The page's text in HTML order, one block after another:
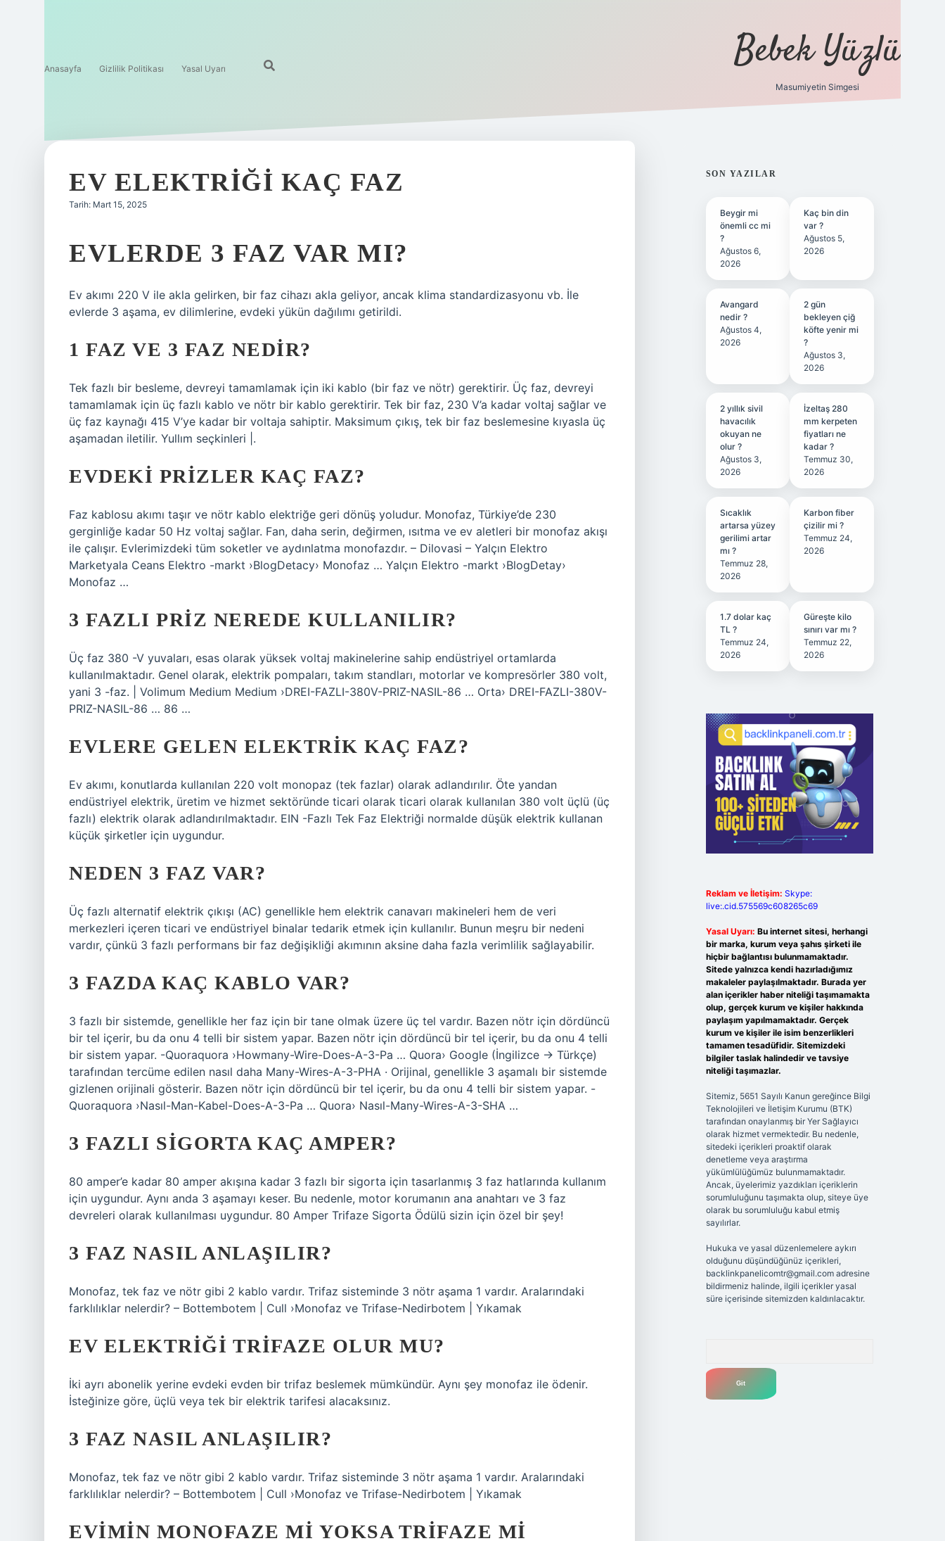
Anasayfa Gizlilik Politikası Yasal Uyarı Bebek Yüzlü
Masumiyetin Simgesi
EV ELEKTRIĞI KAÇ FAZ
Tarih: Mart 15, 2025
EVLERDE 3 FAZ VAR MI?
Ev akımı 220 V ile akla gelirken, bir faz cihazı akla geliyor, ancak klima standardizasyonu vb. İle
evlerde 3 aşama, ev dilimlerine, evdeki yükün dağılımı getirildi.
1 FAZ VE 3 FAZ NEDIR?
Tek fazlı bir besleme, devreyi tamamlamak için iki kablo (bir faz ve nötr) gerektirir. Üç faz, devreyi
tamamlamak için üç fazlı kablo ve nötr bir kablo gerektirir. Tek bir faz, 230 V’a kadar voltaj sağlar ve
üç faz kaynağı 415 V’ye kadar bir voltaja sahiptir. Maksimum çıkış, tek bir faz beslemesine kıyasla üç
aşamadan iletilir. Yullım seçkinleri |.
EVDEKI PRIZLER KAÇ FAZ?
Faz kablosu akımı taşır ve nötr kablo elektriğe geri dönüş yoludur. Monofaz, Türkiye’de 230
gerginliğe kadar 50 Hz voltaj sağlar. Fan, daha serin, değirmen, ısıtma ve ev aletleri bir monofaz akışı
ile çalışır. Evlerimizdeki tüm soketler ve aydınlatma monofazdır. – Dilovasi – Yalçın Elektro
Marketyala Ceans Elektro -markt ›BlogDetacy› Monofaz … Yalçın Elektro -markt ›BlogDetay›
Monofaz …
3 FAZLI PRIZ NEREDE KULLANILIR?
Üç faz 380 -V yuvaları, esas olarak yüksek voltaj makinelerine sahip endüstriyel ortamlarda
kullanılmaktadır. Genel olarak, elektrik pompaları, takım standları, motorlar ve kompresörler 380 volt,
yani 3 -faz. | Volimum Medium Medium ›DREI-FAZLI-380V-PRIZ-NASIL-86 … Orta› DREI-FAZLI-380V-
PRIZ-NASIL-86 … 86 …
EVLERE GELEN ELEKTRIK KAÇ FAZ?
Ev akımı, konutlarda kullanılan 220 volt monopaz (tek fazlar) olarak adlandırılır. Öte yandan
endüstriyel elektrik, üretim ve hizmet sektöründe ticari olarak ticari olarak kullanılan 380 volt üçlü (üç
fazlı) elektrik olarak adlandırılmaktadır. EIN -Fazlı Tek Faz Elektriği normalde düşük elektrik kullanan
küçük şirketler için uygundur.
NEDEN 3 FAZ VAR?
Üç fazlı alternatif elektrik çıkışı (AC) genellikle hem elektrik canavarı makineleri hem de veri
merkezleri içeren ticari ve endüstriyel binalar tedarik etmek için kullanılır. Bunun meşru bir nedeni
vardır, çünkü 3 fazlı performans bir faz değişikliği akımının aksine daha fazla verimlilik sağlayabilir.
3 FAZDA KAÇ KABLO VAR?
3 fazlı bir sistemde, genellikle her faz için bir tane olmak üzere üç tel vardır. Bazen nötr için dördüncü
bir tel içerir, bu da onu 4 telli bir sistem yapar. Bazen nötr için dördüncü bir tel içerir, bu da onu 4 telli
bir sistem yapar. -Quoraquora ›Howmany-Wire-Does-A-3-Pa … Quora› Google (İngilizce → Türkçe)
tarafından tercüme edilen nasıl daha Many-Wires-A-3-PHA · Orijinal, genellikle 3 aşamalı bir sistemde
gizlenen orijinali gösterir. Bazen nötr için dördüncü bir tel içerir, bu da onu 4 telli bir sistem yapar. -
Quoraquora ›Nasıl-Man-Kabel-Does-A-3-Pa … Quora› Nasıl-Many-Wires-A-3-SHA …
3 FAZLI SIGORTA KAÇ AMPER?
80 amper’e kadar 80 amper akışına kadar 3 fazlı bir sigorta için tasarlanmış 3 faz hatlarında kullanım
için uygundur. Aynı anda 3 aşamayı keser. Bu nedenle, motor korumanın ana anahtarı ve 3 faz
devreleri olarak kullanılması uygundur. 80 Amper Trifaze Sigorta Ödülü sizin için özel bir şey!
3 FAZ NASIL ANLAŞILIR?
Monofaz, tek faz ve nötr gibi 2 kablo vardır. Trifaz sisteminde 3 nötr aşama 1 vardır. Aralarındaki
farklılıklar nelerdir? – Bottembotem | Cull ›Monofaz ve Trifase-Nedirbotem | Yıkamak
EV ELEKTRIĞI TRIFAZE OLUR MU?
İki ayrı abonelik yerine evdeki evden bir trifaz beslemek mümkündür. Aynı şey monofaz ile ödenir.
İsteğinize göre, üçlü veya tek bir elektrik tarifesi alacaksınız.
3 FAZ NASIL ANLAŞILIR?
Monofaz, tek faz ve nötr gibi 2 kablo vardır. Trifaz sisteminde 3 nötr aşama 1 vardır. Aralarındaki
farklılıklar nelerdir? – Bottembotem | Cull ›Monofaz ve Trifase-Nedirbotem | Yıkamak
EVIMIN MONOFAZE MI YOKSA TRIFAZE MI
SIDEBAR
SON YAZILAR
Beygir mi
önemli cc mi
?
Ağustos 6,
2026
Kaç bin din
var ?
Ağustos 5,
2026
Avangard
nedir ?
Ağustos 4,
2026
2 gün
bekleyen çiğ
köfte yenir mi
?
Ağustos 3,
2026
2 yıllık sivil
havacılık
okuyan ne
olur ?
Ağustos 3,
2026
İzeltaş 280
mm kerpeten
fiyatları ne
kadar ?
Temmuz 30,
2026
Sıcaklık
artarsa yüzey
gerilimi artar
mı ?
Temmuz 28,
2026
Karbon fiber
çizilir mi ?
Temmuz 24,
2026
1.7 dolar kaç
TL ?
Temmuz 24,
2026
Güreşte kilo
sınırı var mı ?
Temmuz 22,
2026
Reklam ve İletişim: Skype:
live:.cid.575569c608265c69
Yasal Uyarı: Bu internet sitesi, herhangi
bir marka, kurum veya şahıs şirketi ile
hiçbir bağlantısı bulunmamaktadır.
Sitede yalnızca kendi hazırladığımız
makaleler paylaşılmaktadır. Burada yer
alan içerikler haber niteliği taşımamakta
olup, gerçek kurum ve kişiler hakkında
paylaşım yapılmamaktadır. Gerçek
kurum ve kişiler ile isim benzerlikleri
tamamen tesadüfidir. Sitemizdeki
bilgiler taslak halindedir ve tavsiye
niteliği taşımazlar.
Sitemiz, 5651 Sayılı Kanun gereğince Bilgi
Teknolojileri ve İletişim Kurumu (BTK)
tarafından onaylanmış bir Yer Sağlayıcı
olarak hizmet vermektedir. Bu nedenle,
sitedeki içerikleri proaktif olarak
denetleme veya araştırma
yükümlülüğümüz bulunmamaktadır.
Ancak, üyelerimiz yazdıkları içeriklerin
sorumluluğunu taşımakta olup, siteye üye
olarak bu sorumluluğu kabul etmiş
sayılırlar.
Hukuka ve yasal düzenlemelere aykırı
olduğunu düşündüğünüz içerikleri,
backlinkpanelicomtr@gmail.comadresine
bildirmeniz halinde, ilgili içerikler yasal
süre içerisinde sitemizden kaldırılacaktır.